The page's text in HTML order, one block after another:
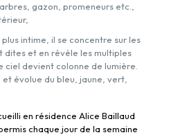
gazon, promeneurs etc.,
intime, il se concentre sur les
dites et en révèle les multiples
ciel devient colonne de lumière.
évolue du bleu, jaune, vert,
en résidence Alice Baillaud
chaque jour de la semaine